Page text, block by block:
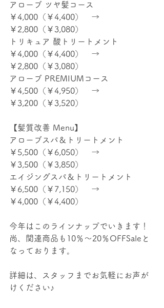
アローブ ツヤ髪コース
￥4,000（￥4,400）　→
￥2,800（￥3,080）
トリキュア 酸トリートメント
￥4,000（￥4,400）　→
￥2,800（￥3,080）
アローブ PREMIUMコース
￥4,500（￥4,950）　→
￥3,200（￥3,520）
【髪質改善 Menu】
アローブスパ＆トリートメント
￥5,500（￥6,050）　→
￥3,500（￥3,850）
エイジングスパ＆トリートメント
￥6,500（￥7,150）　→
￥4,000（￥4,400）
今年はこのラインナップでいきます！
尚、関連商品も10％～20％OFFSaleと
なっております。
詳細は、スタッフまでお気軽にお声が
けください♪